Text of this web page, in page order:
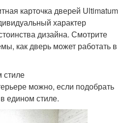
карточка дверей Ultimatum
характер
дизайна. Смотрите
как дверь может работать в
стиле
можно, если подобрать
едином стиле.